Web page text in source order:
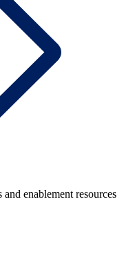
enablement resources